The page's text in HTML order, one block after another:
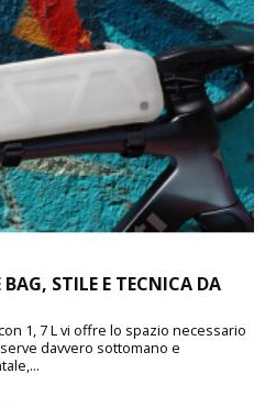
STILE E TECNICA DA
1, 7 L vi offre lo spazio necessario
davvero sottomano e